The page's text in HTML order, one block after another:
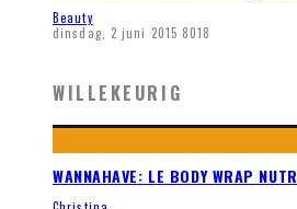
Beauty
dinsdag, 2 juni 2015 8018
WILLEKEURIG
WANNAHAVE: LE BODY WRAP